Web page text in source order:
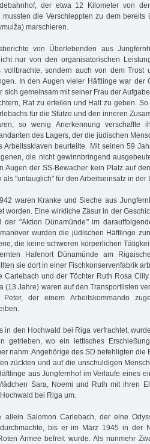
der etwa 12 Kilometer von
die Verschleppten zu dem bereits
marschieren.
von Überlebenden aus
nur von den organisatorischen
vollbrachte, sondern auch von dem Trost
In den Augen vieler Häftlinge war der
sich gemeinsam mit seiner Frau der
Rat zu erteilen und Halt zu geben.
für die Stütze und den inneren
so wenig Anerkennung verschaffte
des Lagers, der die jüdischen
Arbeitssklaven beurteilte. Mit seinen 59
die nicht gewinnbringend
Augen der SS-Bewacher kein Platz auf
als "untauglich" für den Arbeitseinsatz in der
waren Kranke und Sieche aus
worden. Eine wirkliche Zäsur in der
der "Aktion Dünamünde" im
wurden die jüdischen Häftlinge
die keine schweren körperlichen
Hafenort Dünamünde am
sie dort in einer Fischkonservenfabrik
Carlebach und der Töchter Ruth Rosa
(13 Jahre) waren auf den Transportlisten
Peter, der einem Arbeitskommando
in den Hochwald bei Riga verfrachtet,
getrieben, wo ein lettisches
nahm. Angehörige des SD befehligten die
zückten und auf die unschuldigen
aus Jungfernhof im Verlaufe eines
Sara, Noemi und Ruth mit ihren
bei Riga um.
allein Salomon Carlebach, der eine
durchmachte, bis er im März 1945 in der
Armee befreit wurde. Als nunmehr